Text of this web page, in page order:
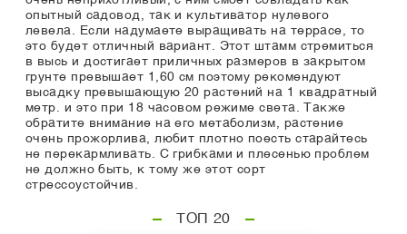
опытный садовод, так и культиватор нулевого
левела. Если надумаете выращивать на террасе, то
это будет отличный вариант. Этот штамм стремиться
в высь и достигает приличных размеров в закрытом
грунте превышает 1,60 см поэтому рекомендуют
высадку превышающую 20 растений на 1 квадратный
метр. и это при 18 часовом режиме света. Также
обратите внимание на его метаболизм, растение
очень прожорлива, любит плотно поесть старайтесь
не перекармливать. С грибками и плесенью проблем
не должно быть, к тому же этот сорт
стрессоустойчив.
ТОП 20